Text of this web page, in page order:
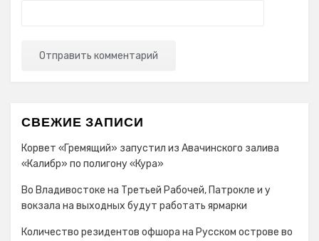
СВЕЖИЕ ЗАПИСИ
Корвет «Гремящий» запустил из Авачинского залива
«Калибр» по полигону «Кура»
Во Владивостоке на Третьей Рабочей, Патрокле и у
вокзала на выходных будут работать ярмарки
Количество резидентов офшора на Русском острове во